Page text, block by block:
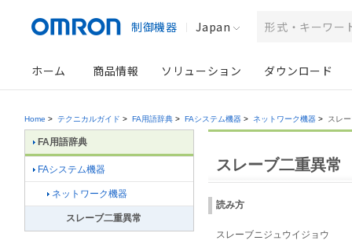
制御機器 Japan
ホーム 商品情報 ソリューション ダウンロード
Home > テクニカルガイド > FA用語辞典 > FAシステム機器 > ネットワーク機器 > スレ
スレーブ二重異常
読み方
スレーブニジュウイジョウ
FA用語辞典
FAシステム機器
ネットワーク機器
スレーブ二重異常